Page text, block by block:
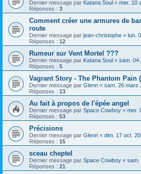
Dernier message par Katana Soul « mer. 10
Réponses : 3
Comment créer une armures de
route
Dernier message par jean-christophe « lun.
Réponses : 12
Rumeur sur Vent Mortel ???
Dernier message par Katana Soul « sam. 04
Réponses : 5
Vagrant Story - The Phantom Pain
Dernier message par Glenn « sam. 26 mars
Réponses : 13
Au fait à propos de l'épée angel
Dernier message par Space Cowboy « mer.
Réponses : 53
Précisions
Dernier message par Glenn « dim. 17 oct.
Réponses : 15
sceau cheptel
Dernier message par Space Cowboy « sam.
Réponses : 21